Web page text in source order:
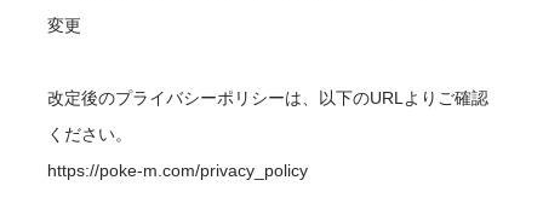
変更
改定後のプライバシーポリシーは、以下のURLよりご確認
ください。
https://poke-m.com/privacy_policy